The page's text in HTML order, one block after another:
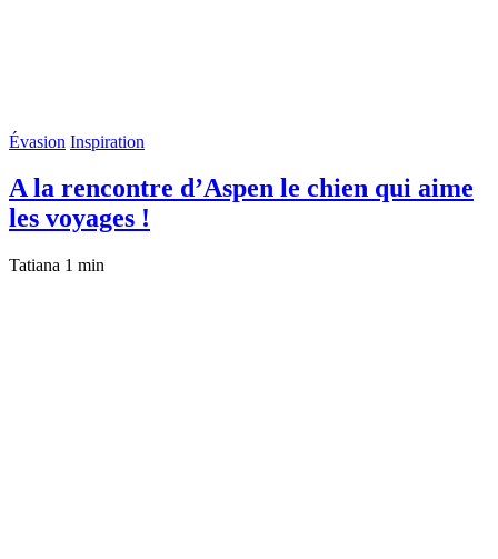
Évasion Inspiration
A la rencontre d’Aspen le chien qui aime
les voyages !
Tatiana 1 min